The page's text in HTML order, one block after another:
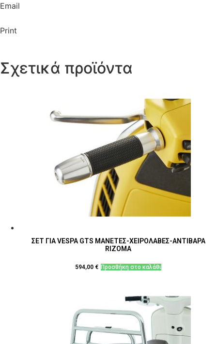
Email
Print
Σχετικά προϊόντα
ΣΕΤ ΓΙΑ VESPA GTS ΜΑΝΕΤΕΣ-ΧΕΙΡΟΛΑΒΕΣ-ΑΝΤΙΒΑΡΑ
RIZOMA
594,00 € Προσθήκη στο καλάθι